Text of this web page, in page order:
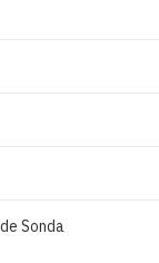
Sonda